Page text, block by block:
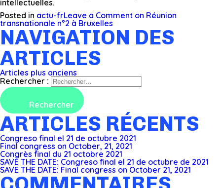
intellectuelles.
Posted in actu-frLeave a Comment on Réunion
transnationale n°2 à Bruxelles
NAVIGATION DES
ARTICLES
Articles plus anciens
Rechercher :
ARTICLES RÉCENTS
Congreso final el 21 de octubre 2021
Final congress on October, 21, 2021
Congrès final du 21 octobre 2021
SAVE THE DATE: Congreso final el 21 de octubre de 2021
SAVE THE DATE: Final congress on October 21, 2021